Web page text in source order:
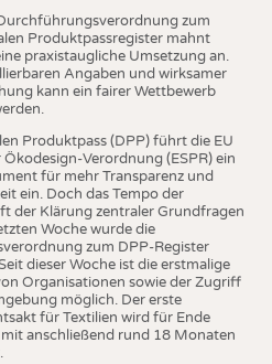
zum
Produktpassregister mahnt
praxistaugliche Umsetzung an.
Angaben und wirksamer
kann ein fairer Wettbewerb
Produktpass (DPP) führt die EU
Ökodesign-Verordnung (ESPR) ein
für mehr Transparenz und
ein. Doch das Tempo der
der Klärung zentraler Grundfragen
Woche wurde die
zum DPP-Register
dieser Woche ist die erstmalige
Organisationen sowie der Zugriff
möglich. Der erste
für Textilien wird für Ende
anschließend rund 18 Monaten